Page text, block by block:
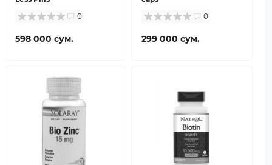
0
598 000 сум.
0
299 000 сум.